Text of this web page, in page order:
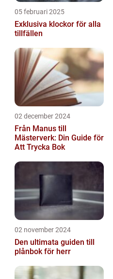
05 februari 2025
Exklusiva klockor för alla
tillfällen
02 december 2024
Från Manus till
Mästerverk: Din Guide för
Att Trycka Bok
02 november 2024
Den ultimata guiden till
plånbok för herr